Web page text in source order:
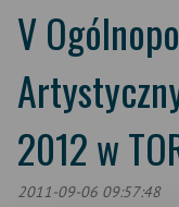
V
2012 w
2011-09-06 09:57:48